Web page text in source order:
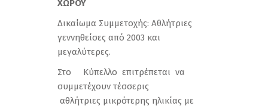
ΧΩΡΟΥ
Δικαίωμα Συμμετοχής: Αθλήτριες
γεννηθείσες από 2003 και
μεγαλύτερες.
Στο Κύπελλο επιτρέπεται να
συμμετέχουν τέσσερις
αθλήτριες μικρότερης ηλικίας με